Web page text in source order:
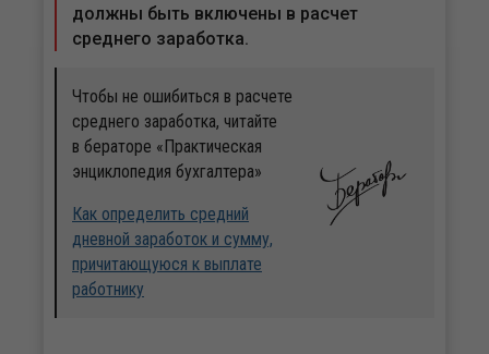
должны быть включены в расчет
среднего заработка.
Чтобы не ошибиться в расчете
среднего заработка, читайте
в бераторе «Практическая
энциклопедия бухгалтера»
Как определить средний
дневной заработок и сумму,
причитающуюся к выплате
работнику